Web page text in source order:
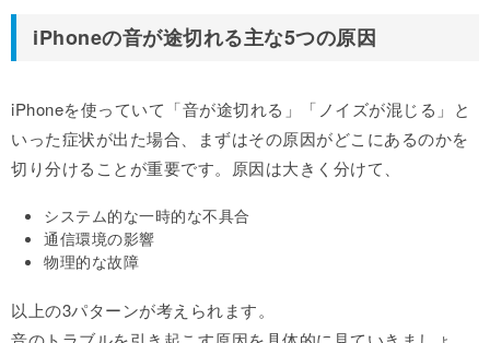
iPhoneの音が途切れる主な5つの原因
iPhoneを使っていて「音が途切れる」「ノイズが混じる」と
いった症状が出た場合、まずはその原因がどこにあるのかを
切り分けることが重要です。原因は大きく分けて、
システム的な一時的な不具合
通信環境の影響
物理的な故障
以上の3パターンが考えられます。